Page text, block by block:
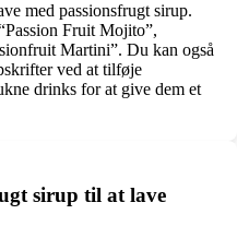
med passionsfrugt sirup.
Fruit Mojito”,
Martini”. Du kan også
ved at tilføje
drinks for at give dem et
sirup til at lave